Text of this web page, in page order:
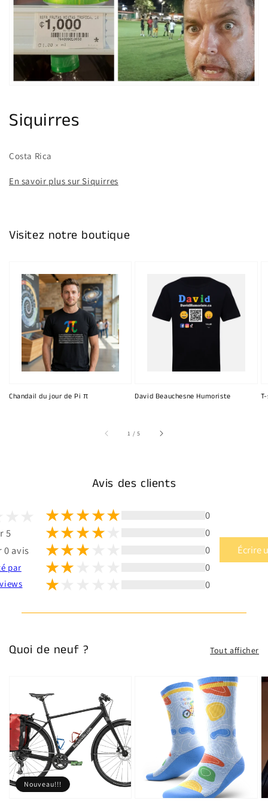
dans
la
vue
de
la
galerie
Siquirres
Costa Rica
En savoir plus sur Siquirres
Visitez notre boutique
Chandail du jour de Pi π David Beauchesne Humoriste
1 /sur
5
Avis des clients
5
0 avis
par
0
0
0
0
0
Écrire
Quoi de neuf ? Tout afficher
Nouveau!!!